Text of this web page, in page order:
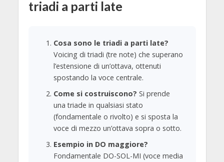
triadi a parti late
Cosa sono le triadi a parti late?
Voicing di triadi (tre note) che superano
l’estensione di un’ottava, ottenuti
spostando la voce centrale.
Come si costruiscono? Si prende
una triade in qualsiasi stato
(fondamentale o rivolto) e si sposta la
voce di mezzo un’ottava sopra o sotto.
Esempio in DO maggiore?
Fondamentale DO-SOL-MI (voce media